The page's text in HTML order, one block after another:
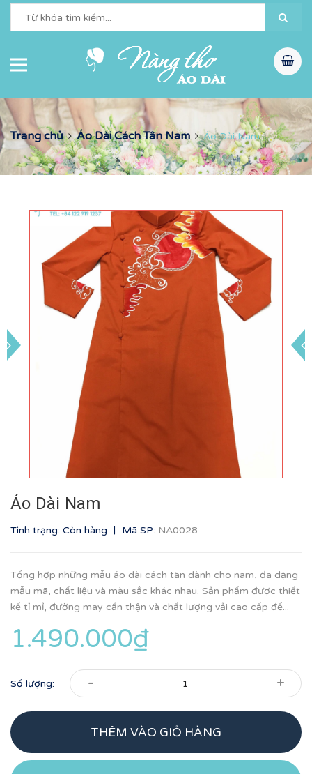
Trang chủ Áo Dài Cách Tân Nam Áo Dài Nam
Áo Dài Nam
Tình trạng: Còn hàng | Mã SP: NA0028
Tổng hợp những mẫu áo dài cách tân dành cho nam, đa dạng
mẫu mã, chất liệu và màu sắc khác nhau. Sản phẩm được thiết
kế tỉ mỉ, đường may cẩn thận và chất lượng vải cao cấp để...
1.490.000₫
Số lượng: - +
THÊM VÀO GIỎ HÀNG